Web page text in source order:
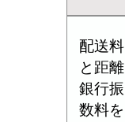
配送
と距
銀行
数料